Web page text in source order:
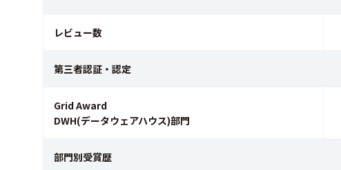
レビュー数
第三者認証・認定
Grid Award
DWH(データウェアハウス)部門
部門別受賞歴